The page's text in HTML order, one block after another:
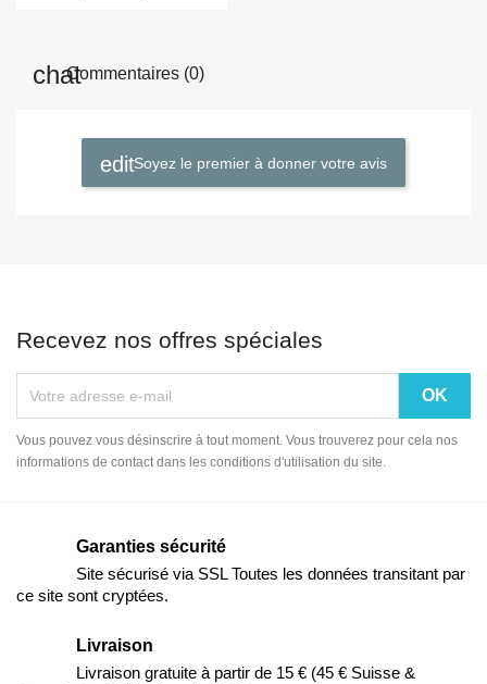
Commentaires (0)
Soyez le premier à donner votre avis
Recevez nos offres spéciales
Vous pouvez vous désinscrire à tout moment. Vous trouverez pour cela nos
informations de contact dans les conditions d'utilisation du site.
Garanties sécurité
Site sécurisé via SSL Toutes les données transitant par
ce site sont cryptées.
Livraison
Livraison gratuite à partir de 15 € (45 € Suisse &